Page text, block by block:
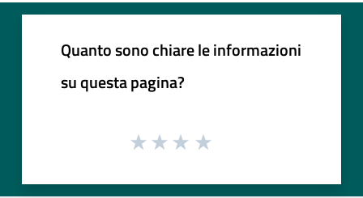
Quanto sono chiare le informazioni
su questa pagina?